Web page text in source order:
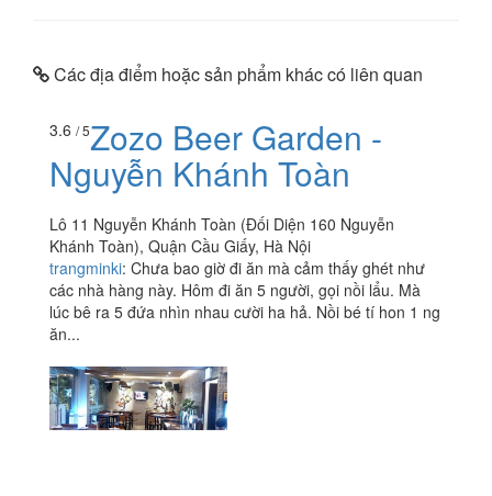
Các địa điểm hoặc sản phẩm khác có liên quan
3.6 / 5Zozo Beer Garden -
Nguyễn Khánh Toàn
Lô 11 Nguyễn Khánh Toàn (Đối Diện 160 Nguyễn
Khánh Toàn), Quận Cầu Giấy, Hà Nội
trangminki: Chưa bao giờ đi ăn mà cảm thấy ghét như
các nhà hàng này. Hôm đi ăn 5 người, gọi nồi lẩu. Mà
lúc bê ra 5 đứa nhìn nhau cười ha hả. Nồi bé tí hon 1 ng
ăn...